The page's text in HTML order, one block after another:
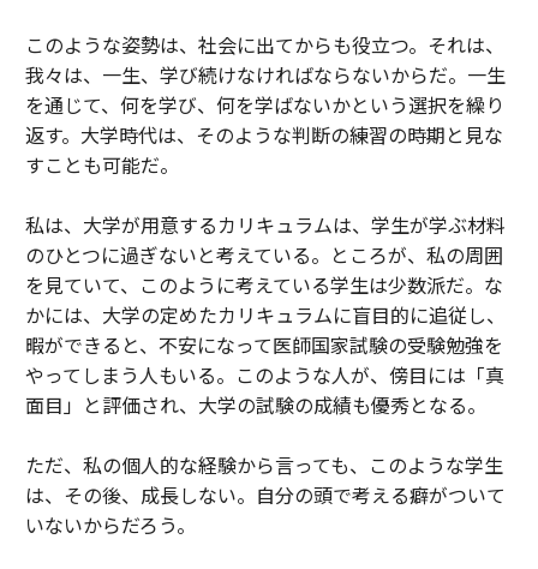
このような姿勢は、社会に出てからも役立つ。それは、
我々は、一生、学び続けなければならないからだ。一生
を通じて、何を学び、何を学ばないかという選択を繰り
返す。大学時代は、そのような判断の練習の時期と見な
すことも可能だ。
私は、大学が用意するカリキュラムは、学生が学ぶ材料
のひとつに過ぎないと考えている。ところが、私の周囲
を見ていて、このように考えている学生は少数派だ。な
かには、大学の定めたカリキュラムに盲目的に追従し、
暇ができると、不安になって医師国家試験の受験勉強を
やってしまう人もいる。このような人が、傍目には「真
面目」と評価され、大学の試験の成績も優秀となる。
ただ、私の個人的な経験から言っても、このような学生
は、その後、成長しない。自分の頭で考える癖がついて
いないからだろう。